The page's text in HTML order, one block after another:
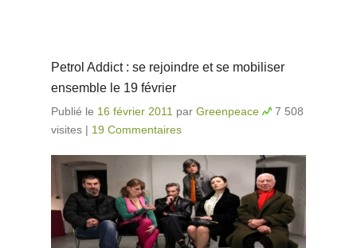
Petrol Addict : se rejoindre et se mobiliser
ensemble le 19 février
Publié le 16 février 2011 par Greenpeace
7 508
visites | 19 Commentaires